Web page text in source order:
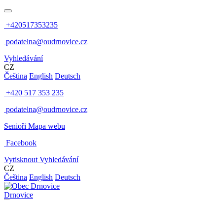
+420517353235
podatelna@oudrnovice.cz
Vyhledávání
CZ
Čeština English Deutsch
+420 517 353 235
podatelna@oudrnovice.cz
Senioři Mapa webu
Facebook
Vytisknout Vyhledávání
CZ
Čeština English Deutsch
Drnovice